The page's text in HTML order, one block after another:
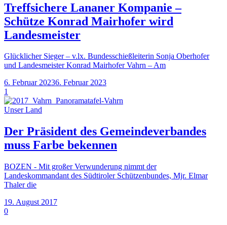
Treffsichere Lananer Kompanie –
Schütze Konrad Mairhofer wird
Landesmeister
Glücklicher Sieger – v.lx. Bundesschießleiterin Sonja Oberhofer
und Landesmeister Konrad Mairhofer Vahrn – Am
6. Februar 20236. Februar 2023
1
Unser Land
Der Präsident des Gemeindeverbandes
muss Farbe bekennen
BOZEN - Mit großer Verwunderung nimmt der
Landeskommandant des Südtiroler Schützenbundes, Mjr. Elmar
Thaler die
19. August 2017
0